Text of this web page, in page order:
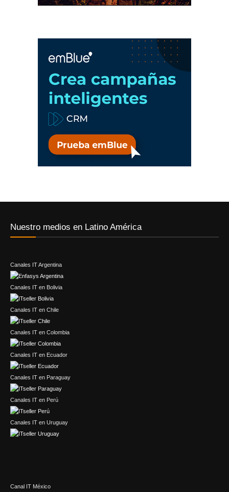
Nuestro medios en Latino América
Canales IT Argentina
Canales IT en Bolivia
Canales IT en Chile
Canales IT en Colombia
Canales IT en Ecuador
Canales IT en Paraguay
Canales IT en Perú
Canales IT en Uruguay
Canal IT México